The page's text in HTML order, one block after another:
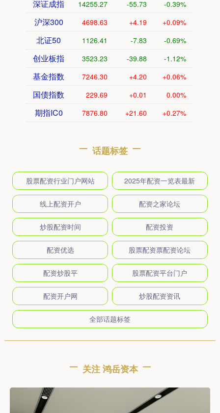
深证成指 14255.27 -55.73 -0.39%
沪深300 4698.63 +4.19 +0.09%
北证50 1126.41 -7.83 -0.69%
创业板指 3523.23 -39.88 -1.12%
基金指数 7246.30 +4.20 +0.06%
国债指数 229.69 +0.01 0.00%
期指IC0 7876.80 +21.60 +0.27%
话题标签
股票配资行业门户网站 2025年配资一览表最新
线上配资开户 配资之家论坛
炒股配资时间 配资投资
配资优选 股票配资票配资论坛
配资炒股平 股票配资平台门户
配资开户网 炒股配资资讯
全部话题标签
关注 鸿岳资本